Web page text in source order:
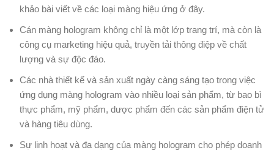
khảo bài viết về các loại màng hiệu ứng ở đây.
Cán màng hologram không chỉ là một lớp trang trí, mà còn là
công cụ marketing hiệu quả, truyền tải thông điệp về chất
lượng và sự độc đáo.
Các nhà thiết kế và sản xuất ngày càng sáng tạo trong việc
ứng dụng màng hologram vào nhiều loại sản phẩm, từ bao bì
thực phẩm, mỹ phẩm, dược phẩm đến các sản phẩm điện tử
và hàng tiêu dùng.
Sự linh hoạt và đa dạng của màng hologram cho phép doanh